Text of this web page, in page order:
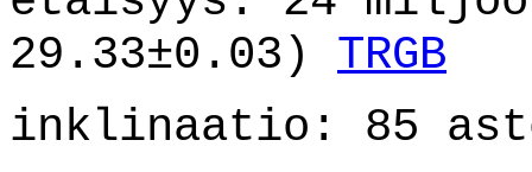
29.33±0.03) TRGB
inklinaatio: 85